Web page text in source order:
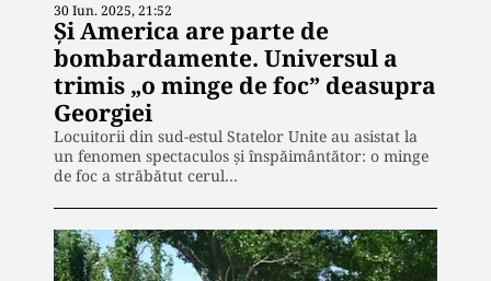
30 Iun. 2025, 21:52
Și America are parte de
bombardamente. Universul a
trimis „o minge de foc” deasupra
Georgiei
Locuitorii din sud-estul Statelor Unite au asistat la
un fenomen spectaculos și înspăimântător: o minge
de foc a străbătut cerul…